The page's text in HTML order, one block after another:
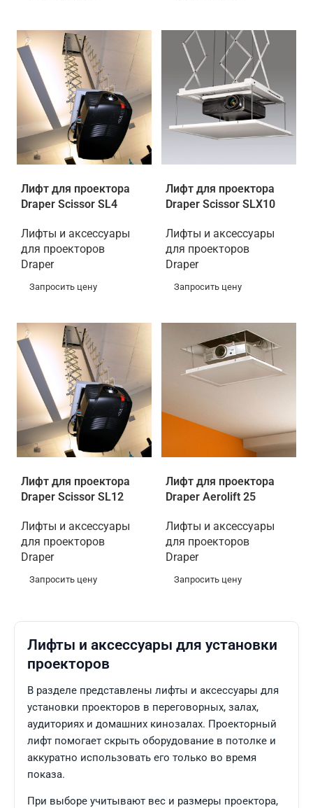
Лифт для проектора
Draper Scissor SL4
Лифты и аксессуары
для проекторов
Draper
Запросить цену
Лифт для проектора
Draper Scissor SLX10
Лифты и аксессуары
для проекторов
Draper
Запросить цену
Лифт для проектора
Draper Scissor SL12
Лифты и аксессуары
для проекторов
Draper
Запросить цену
Лифт для проектора
Draper Aerolift 25
Лифты и аксессуары
для проекторов
Draper
Запросить цену
Лифты и аксессуары для установки
проекторов
В разделе представлены лифты и аксессуары для
установки проекторов в переговорных, залах,
аудиториях и домашних кинозалах. Проекторный
лифт помогает скрыть оборудование в потолке и
аккуратно использовать его только во время
показа.
При выборе учитывают вес и размеры проектора,